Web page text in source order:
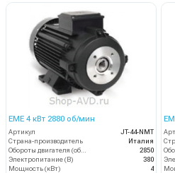
EME 4 кВт 2880 об/мин
Артикул
JT-44-NMT
Страна-производитель
Италия
2850
Электропитание (В)
380
Мощность (кВт)
4